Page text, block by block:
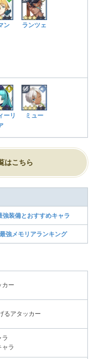
ン ランツェ
ーリ
ミュー
はこちら
強装備とおすすめキャラ
最強メモリアランキング
カー
るアタッカー
ラ
ャラ